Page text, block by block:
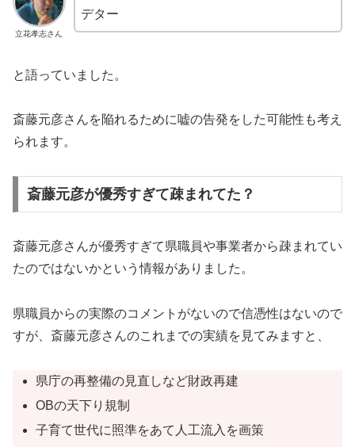
立花孝志さん
デター
と語っていました。
斎藤元彦さんを陥れるために嘘の告発をした可能性も考え
られます。
斎藤元彦が優秀すぎて疎まれてた？
斎藤元彦さんが優秀すぎて県職員や事業者から疎まれてい
たのではないかという情報がありました。
県職員からの実際のコメントがないので信憑性はないので
すが、斎藤元彦さんのこれまでの実績を見てみますと、
県庁の再整備の見直しなど財政再建
OBの天下り規制
子育て世代に照準をあて人工流入を画策